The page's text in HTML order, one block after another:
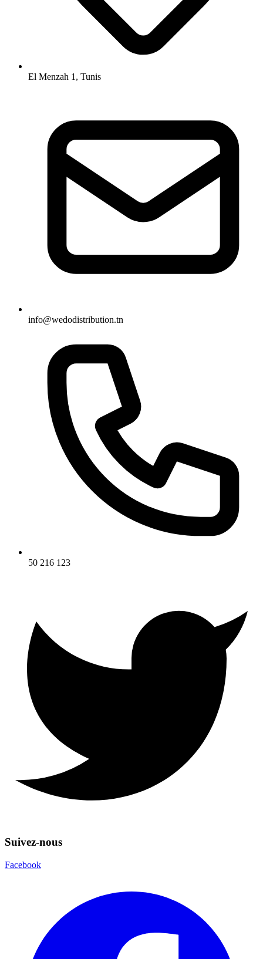
El Menzah 1, Tunis
info@wedodistribution.tn
50 216 123
Suivez-nous
Facebook